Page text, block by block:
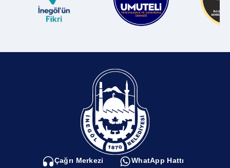
Etik Komisyonu
Encümen Kararları
Çağrı Merkezi WhatApp Hattı